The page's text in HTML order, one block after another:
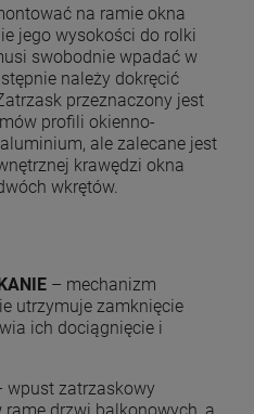
na ramie okna
jego wysokości do rolki
swobodnie wpadać w
należy dokręcić
przeznaczony jest
profili okienno-
ale zalecane jest
krawędzi okna
wkrętów.
– mechanizm
utrzymuje zamknięcie
ich dociągnięcie i
wpust zatrzaskowy